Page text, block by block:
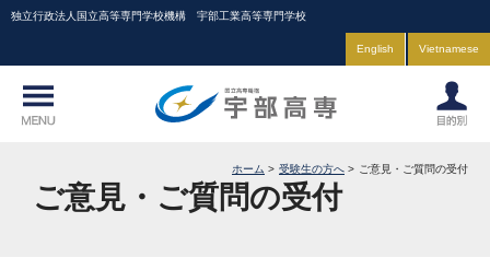
独立行政法人国立高等専門学校機構 宇部工業高等専門学校
English Vietnamese
ホーム 受験生の方へ ご意見・ご質問の受付
ご意見・ご質問の受付